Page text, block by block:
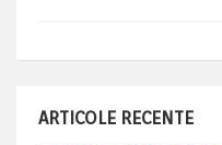
ARTICOLE RECENTE